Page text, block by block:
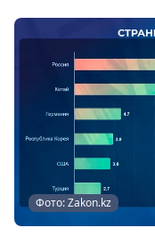
Фото: Zakon.kz